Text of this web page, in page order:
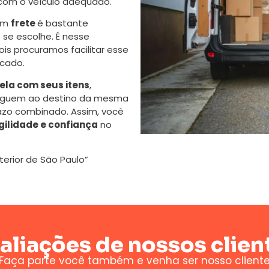
freteé bastante
escolhe. É nesse
procuramos facilitar esse
com seus itens,
ao destino da mesma
combinado. Assim, você
e confiança no
de São Paulo”
de nossos
parte você também e venha ser nosso